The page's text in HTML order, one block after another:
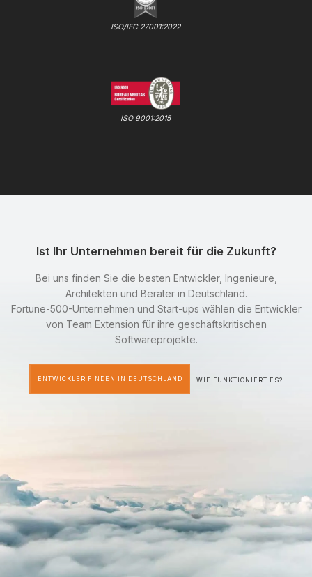
ISO/IEC 27001:2022
ISO 9001:2015
Ist Ihr Unternehmen bereit für die Zukunft?
Bei uns finden Sie die besten Entwickler, Ingenieure,
Architekten und Berater in Deutschland.
Fortune-500-Unternehmen und Start-ups wählen die Entwickler
von Team Extension für ihre geschäftskritischen
Softwareprojekte.
ENTWICKLER FINDEN IN DEUTSCHLAND WIE FUNKTIONIERT ES?